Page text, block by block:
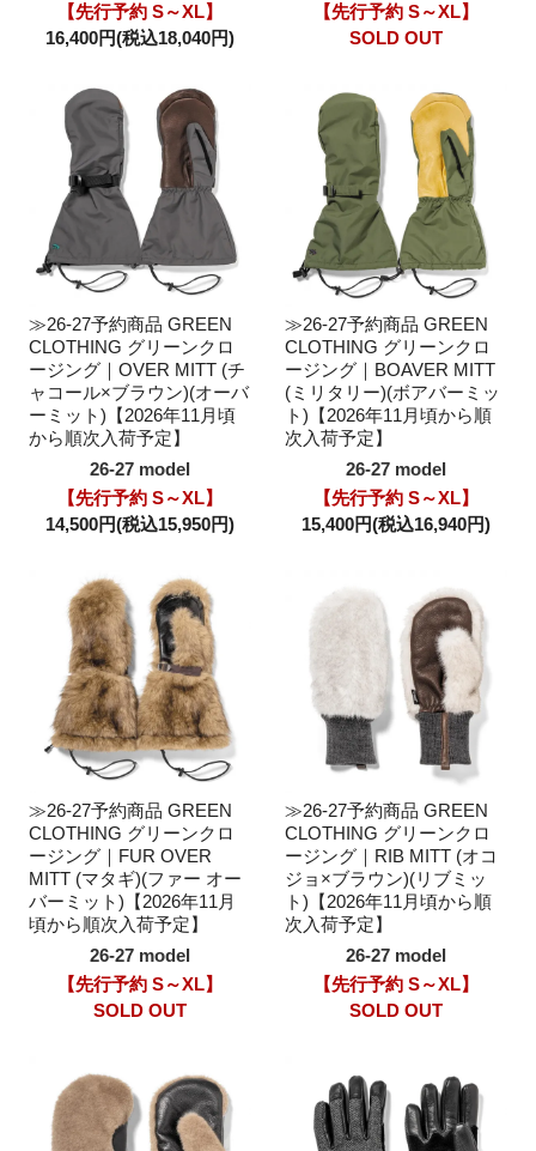
【先行予約 S～XL】
16,400円(税込18,040円)
【先行予約 S～XL】
SOLD OUT
≫26-27予約商品 GREEN
CLOTHING グリーンクロ
ージング｜OVER MITT (チ
ャコール×ブラウン)(オーバ
ーミット)【2026年11月頃
から順次入荷予定】
26-27 model
【先行予約 S～XL】
14,500円(税込15,950円)
≫26-27予約商品 GREEN
CLOTHING グリーンクロ
ージング｜BOAVER MITT
(ミリタリー)(ボアバーミッ
ト)【2026年11月頃から順
次入荷予定】
26-27 model
【先行予約 S～XL】
15,400円(税込16,940円)
≫26-27予約商品 GREEN
CLOTHING グリーンクロ
ージング｜FUR OVER
MITT (マタギ)(ファー オー
バーミット)【2026年11月
頃から順次入荷予定】
26-27 model
【先行予約 S～XL】
SOLD OUT
≫26-27予約商品 GREEN
CLOTHING グリーンクロ
ージング｜RIB MITT (オコ
ジョ×ブラウン)(リブミッ
ト)【2026年11月頃から順
次入荷予定】
26-27 model
【先行予約 S～XL】
SOLD OUT